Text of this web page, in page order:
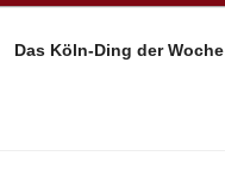
Das Köln-Ding der Woche